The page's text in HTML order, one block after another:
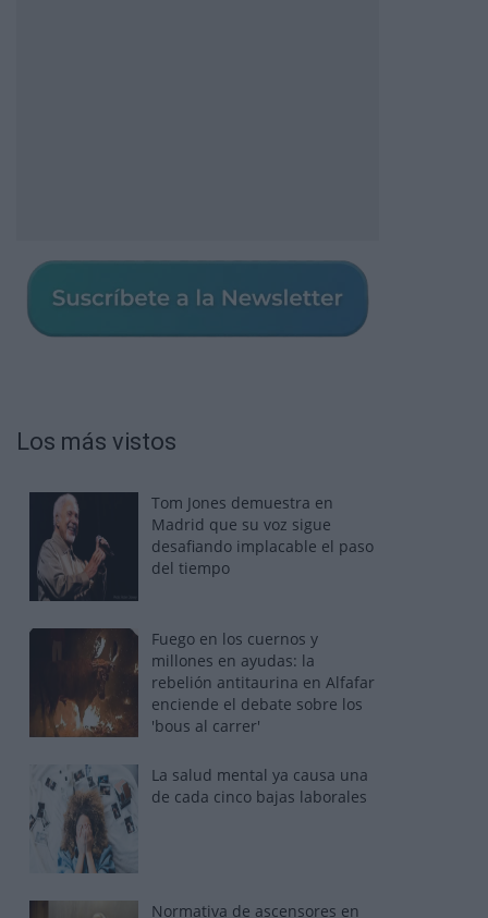
Los más vistos
Tom Jones demuestra en
Madrid que su voz sigue
desafiando implacable el paso
del tiempo
Fuego en los cuernos y
millones en ayudas: la
rebelión antitaurina en Alfafar
enciende el debate sobre los
'bous al carrer'
La salud mental ya causa una
de cada cinco bajas laborales
Normativa de ascensores en